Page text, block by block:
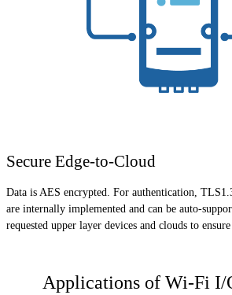
Secure Edge-to-Cloud
Data is AES encrypted. For authentication,
are internally implemented and can be auto-
requested upper layer devices and clouds to
Applications of Wi-Fi I/